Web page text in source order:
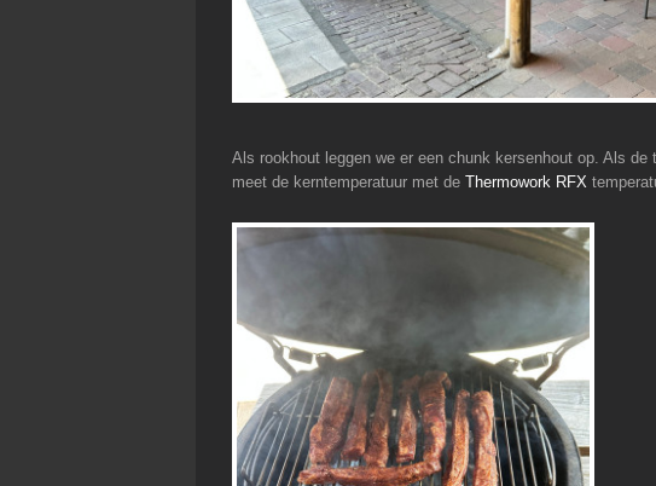
Als rookhout leggen we er een chunk kersenhout op. Als
meet de kerntemperatuur met de Thermowork RFX